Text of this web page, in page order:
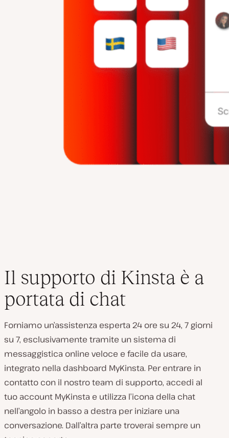
Il supporto di Kinsta è a
portata di chat
Forniamo un’assistenza esperta 24 ore su 24, 7 giorni
su 7, esclusivamente tramite un sistema di
messaggistica online veloce e facile da usare,
integrato nella dashboard MyKinsta. Per entrare in
contatto con il nostro team di supporto, accedi al
tuo account MyKinsta e utilizza l’icona della chat
nell’angolo in basso a destra per iniziare una
conversazione. Dall’altra parte troverai sempre un